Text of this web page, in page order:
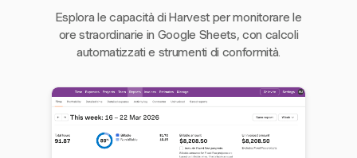
Esplora le capacità di Harvest per monitorare le
ore straordinarie in Google Sheets, con calcoli
automatizzati e strumenti di conformità.